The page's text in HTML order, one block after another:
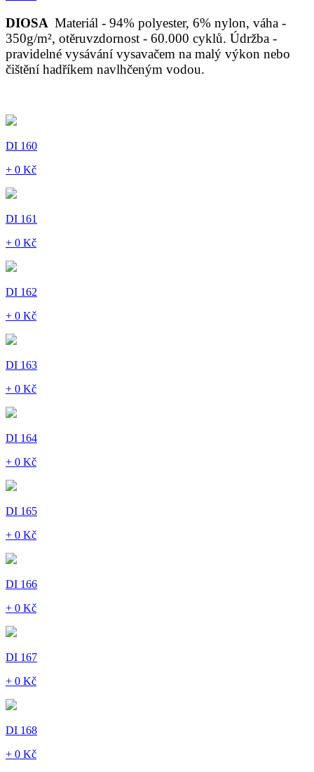
DIOSA Materiál - 94% polyester, 6% nylon, váha -
350g/m², otěruvzdornost - 60.000 cyklů. Údržba -
pravidelné vysávání vysavačem na malý výkon nebo
čištění hadříkem navlhčeným vodou.
DI 160
+ 0 Kč
DI 161
+ 0 Kč
DI 162
+ 0 Kč
DI 163
+ 0 Kč
DI 164
+ 0 Kč
DI 165
+ 0 Kč
DI 166
+ 0 Kč
DI 167
+ 0 Kč
DI 168
+ 0 Kč